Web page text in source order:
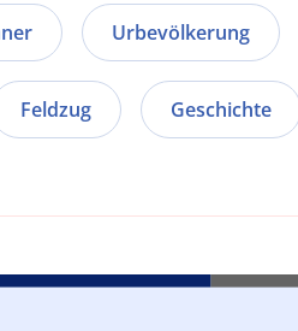
Urbevölkerung
Feldzug Geschichte